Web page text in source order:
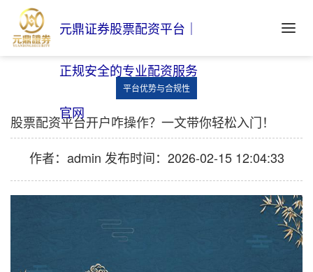
元鼎证券股票配资平台｜
正规安全的专业配资服务
官网
平台优势与合规性
股票配资平台开户咋操作？一文带你轻松入门！
作者：admin 发布时间：2026-02-15 12:04:33